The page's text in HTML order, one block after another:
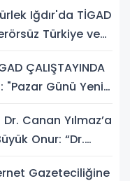
Iğdır'da TİGAD
Türkiye ve
ÇALIŞTAYINDA
"Pazar Günü Yeni
Dr. Canan Yılmaz’a
Onur: “Dr.
Gazeteciliğine